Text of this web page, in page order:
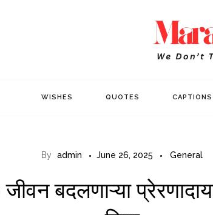
WISHES QUOTES CAPTIONS
By admin June 26, 2025 General
बदलणाऱ्या